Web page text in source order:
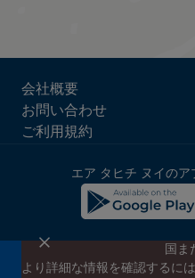
ATN:
Footer
menu
会社概要
お問い合わせ
ご利用規約
エア タヒチ ヌイのア
エア タヒチ ヌイのニュースレ
国ま
より詳細な情報を確認するに